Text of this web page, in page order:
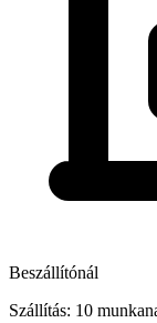
Beszállítónál
Szállítás: 10